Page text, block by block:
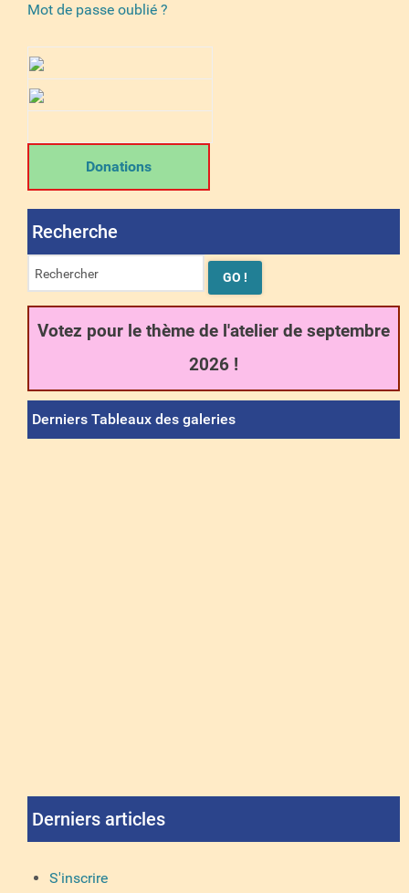
Mot de passe oublié ?
Donations
Recherche
Votez pour le thème de l'atelier de septembre
2026 !
Derniers Tableaux des galeries
Derniers articles
S'inscrire